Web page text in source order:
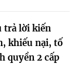
trả lời kiến
khiếu nại, tố
quyền 2 cấp